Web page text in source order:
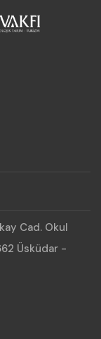
Cad. Okul
Üsküdar -